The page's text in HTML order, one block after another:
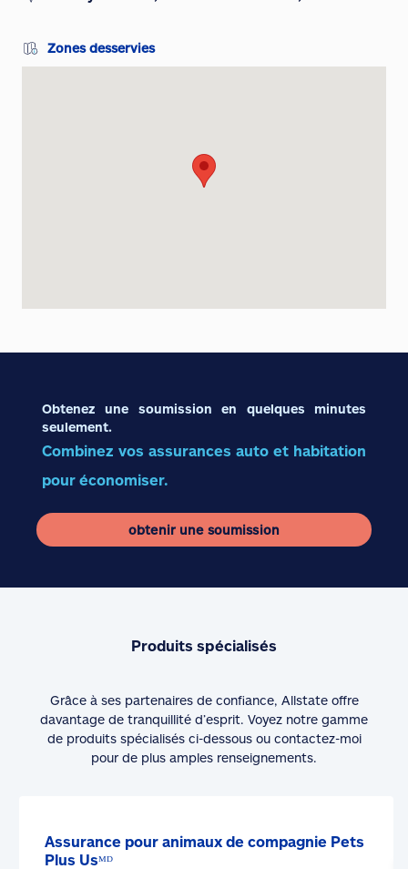
Zones desservies
Obtenez une soumission en quelques minutes
seulement.
Combinez vos assurances auto et habitation
pour économiser.
obtenir une soumission
Produits spécialisés
Grâce à ses partenaires de confiance, Allstate offre
davantage de tranquillité d’esprit. Voyez notre gamme
de produits spécialisés ci-dessous ou contactez-moi
pour de plus amples renseignements.
Assurance pour animaux de compagnie Pets
Plus Usᴹᴰ